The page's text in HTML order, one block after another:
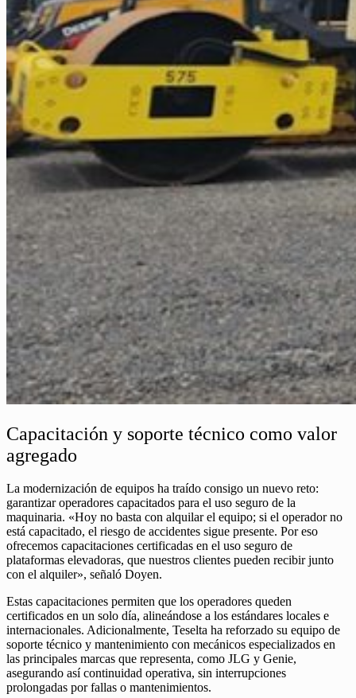
Capacitación y soporte técnico como valor
agregado
La modernización de equipos ha traído consigo un nuevo reto:
garantizar operadores capacitados para el uso seguro de la
maquinaria. «Hoy no basta con alquilar el equipo; si el operador no
está capacitado, el riesgo de accidentes sigue presente. Por eso
ofrecemos capacitaciones certificadas en el uso seguro de
plataformas elevadoras, que nuestros clientes pueden recibir junto
con el alquiler», señaló Doyen.
Estas capacitaciones permiten que los operadores queden
certificados en un solo día, alineándose a los estándares locales e
internacionales. Adicionalmente, Teselta ha reforzado su equipo de
soporte técnico y mantenimiento con mecánicos especializados en
las principales marcas que representa, como JLG y Genie,
asegurando así continuidad operativa, sin interrupciones
prolongadas por fallas o mantenimientos.